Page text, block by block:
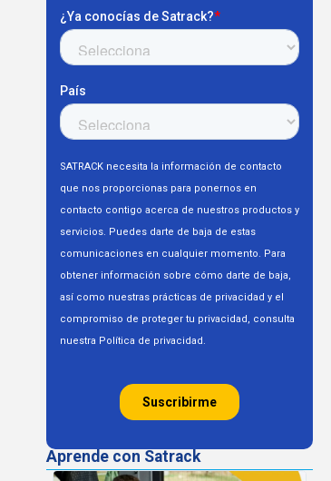
Aprende con Satrack